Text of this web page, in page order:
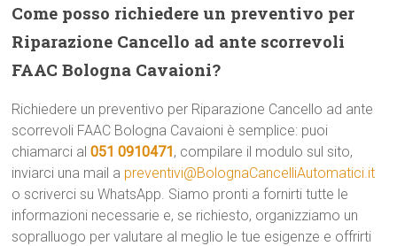
Come posso richiedere un preventivo per
Riparazione Cancello ad ante scorrevoli
FAAC Bologna Cavaioni?
Richiedere un preventivo per Riparazione Cancello ad ante
scorrevoli FAAC Bologna Cavaioni è semplice: puoi
chiamarci al051 0910471, compilare il modulo sul sito,
inviarci una mail a preventivi@BolognaCancelliAutomatici.it
o scriverci su WhatsApp. Siamo pronti a fornirti tutte le
informazioni necessarie e, se richiesto, organizziamo un
sopralluogo per valutare al meglio le tue esigenze e offrirti